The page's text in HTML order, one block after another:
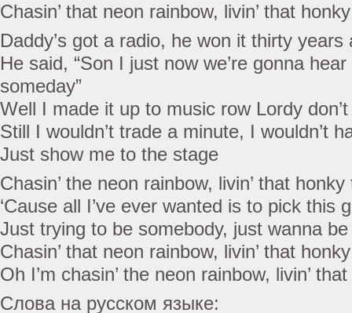
Chasin’ that neon rainbow, livin’ that
Daddy’s got a radio, he won it thirty years
He said, “Son I just now we’re gonna
someday”
Well I made it up to music row Lordy
Still I wouldn’t trade a minute, I wouldn’t
Just show me to the stage
Chasin’ the neon rainbow, livin’ that
‘Cause all I’ve ever wanted is to pick this
Just trying to be somebody, just wanna
Chasin’ that neon rainbow, livin’ that
Oh I’m chasin’ the neon rainbow, livin’
Слова на русском языке: